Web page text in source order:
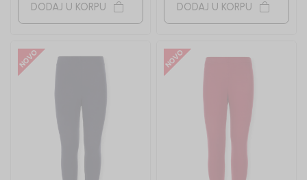
DODAJ U KORPU DODAJ U KORPU